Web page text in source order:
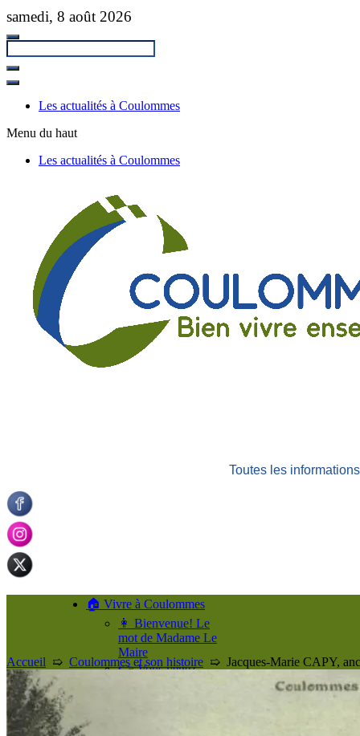
Passer
contenu
principal
samedi, 8 août 2026
Fermer
rechercheLes actualités à Coulommes
Menu du haut
Les actualités à Coulommes
Toutes les
🏠 Vivre à Coulommes
👩 Bienvenue! Le
mot de Madame Le
Maire
👉 Vous venez
Accueil ➯ Coulommes et son histoire ➯ Jacques-Marie CAPY,